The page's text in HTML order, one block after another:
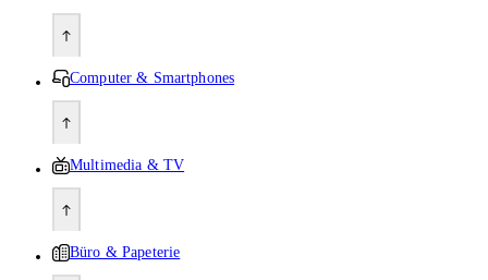
Computer & Smartphones
Multimedia & TV
Büro & Papeterie